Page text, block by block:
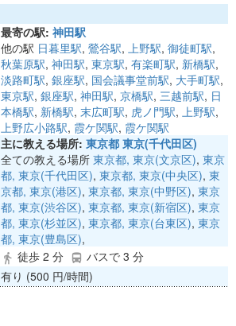
最寄の駅: 神田駅
他の駅 日暮里駅, 鶯谷駅, 上野駅, 御徒町駅,
秋葉原駅, 神田駅, 東京駅, 有楽町駅, 新橋駅,
淡路町駅, 銀座駅, 国会議事堂前駅, 大手町駅,
東京駅, 銀座駅, 神田駅, 京橋駅, 三越前駅, 日
本橋駅, 新橋駅, 末広町駅, 虎ノ門駅, 上野駅,
上野広小路駅, 霞ケ関駅, 霞ケ関駅
主に教える場所: 東京都 東京(千代田区)
全ての教える場所 東京都, 東京(文京区), 東京
都, 東京(千代田区), 東京都, 東京(中央区), 東
京都, 東京(港区), 東京都, 東京(中野区), 東京
都, 東京(渋谷区), 東京都, 東京(新宿区), 東京
都, 東京(杉並区), 東京都, 東京(台東区), 東京
都, 東京(豊島区),
directions_walk 徒歩 2 分 directions_bus バスで 3 分
有り (500 円/時間)